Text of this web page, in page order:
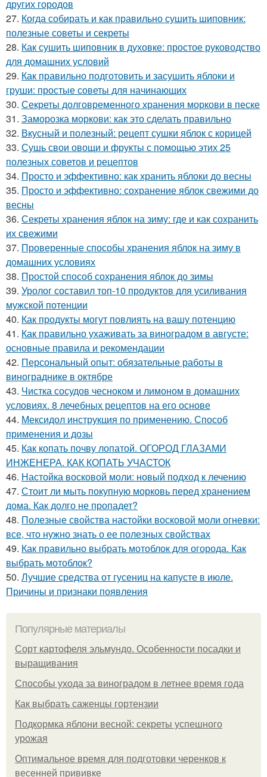
других городов
27. Когда собирать и как правильно сушить шиповник:
полезные советы и секреты
28. Как сушить шиповник в духовке: простое руководство
для домашних условий
29. Как правильно подготовить и засушить яблоки и
груши: простые советы для начинающих
30. Секреты долговременного хранения моркови в песке
31. Заморозка моркови: как это сделать правильно
32. Вкусный и полезный: рецепт сушки яблок с корицей
33. Сушь свои овощи и фрукты с помощью этих 25
полезных советов и рецептов
34. Просто и эффективно: как хранить яблоки до весны
35. Просто и эффективно: сохранение яблок свежими до
весны
36. Секреты хранения яблок на зиму: где и как сохранить
их свежими
37. Проверенные способы хранения яблок на зиму в
домашних условиях
38. Простой способ сохранения яблок до зимы
39. Уролог составил топ-10 продуктов для усиливания
мужской потенции
40. Как продукты могут повлиять на вашу потенцию
41. Как правильно ухаживать за виноградом в августе:
основные правила и рекомендации
42. Персональный опыт: обязательные работы в
винограднике в октябре
43. Чистка сосудов чесноком и лимоном в домашних
условиях. 8 лечебных рецептов на его основе
44. Мексидол инструкция по применению. Способ
применения и дозы
45. Как копать почву лопатой. ОГОРОД ГЛАЗАМИ
ИНЖЕНЕРА. КАК КОПАТЬ УЧАСТОК
46. Настойка восковой моли: новый подход к лечению
47. Стоит ли мыть покупную морковь перед хранением
дома. Как долго не пропадет?
48. Полезные свойства настойки восковой моли огневки:
все, что нужно знать о ее полезных свойствах
49. Как правильно выбрать мотоблок для огорода. Как
выбрать мотоблок?
50. Лучшие средства от гусениц на капусте в июле.
Причины и признаки появления
Популярные материалы
Сорт картофеля эльмундо. Особенности посадки и
выращивания
Способы ухода за виноградом в летнее время года
Как выбрать саженцы гортензии
Подкормка яблони весной: секреты успешного
урожая
Оптимальное время для подготовки черенков к
весенней прививке